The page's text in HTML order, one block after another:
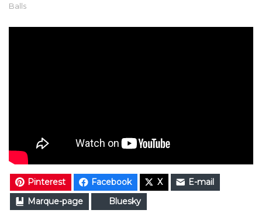
Balls
Pinterest Facebook X
E-mail
Marque-page
Bluesky